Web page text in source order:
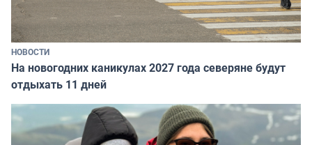
НОВОСТИ
На новогодних каникулах 2027 года северяне будут
отдыхать 11 дней